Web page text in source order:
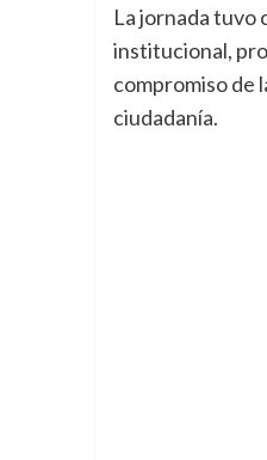
La jornada tuvo
institucional,
compromiso de
ciudadanía.